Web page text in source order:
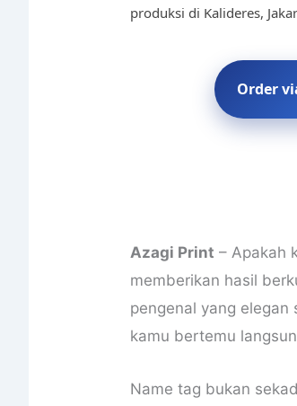
produksi di Kalideres,
Order
Azagi Print – Apakah
memberikan hasil
pengenal yang
kamu bertemu
Name tag bukan